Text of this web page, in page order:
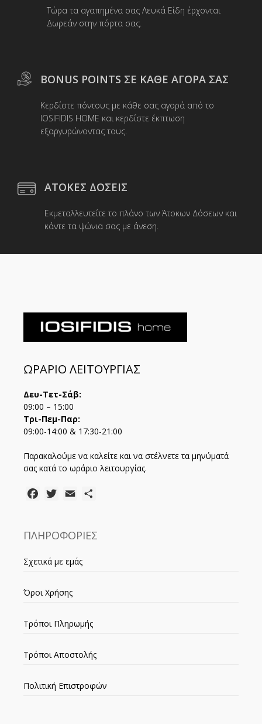
σελίδα
του
Τώρα τα αγαπημένα σας Λευκά Είδη έρχονται
Δωρεάν στην πόρτα σας.
BONUS POINTS ΣΕ ΚΑΘΕ ΑΓΟΡΑ ΣΑΣ
Κερδίστε πόντους με κάθε σας αγορά από το
IOSIFIDIS HOME και κερδίστε έκπτωση
εξαργυρώνοντας τους.
ΑΤΟΚΕΣ ΔΟΣΕΙΣ
Εκμεταλλευτείτε το πλάνο των Άτοκων Δόσεων και
κάντε τα ψώνια σας με άνεση.
ΩΡΑΡΙΟ ΛΕΙΤΟΥΡΓΙΑΣ
Δευ-Τετ-Σάβ:
09:00 – 15:00
Τρι-Πεμ-Παρ:
09:00-14:00 & 17:30-21:00
Παρακαλούμε να καλείτε και να στέλνετε τα μηνύματά
σας κατά το ωράριο λειτουργίας.
FacebookTwitter
Email
ΠΛΗΡΟΦΟΡΙΕΣ
Σχετικά με εμάς
Όροι Χρήσης
Τρόποι Πληρωμής
Τρόποι Αποστολής
Πολιτική Επιστροφών